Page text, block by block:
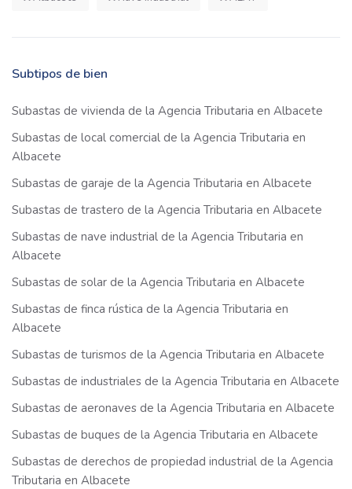
Subtipos de bien
Subastas de vivienda de la Agencia Tributaria en Albacete
Subastas de local comercial de la Agencia Tributaria en
Albacete
Subastas de garaje de la Agencia Tributaria en Albacete
Subastas de trastero de la Agencia Tributaria en Albacete
Subastas de nave industrial de la Agencia Tributaria en
Albacete
Subastas de solar de la Agencia Tributaria en Albacete
Subastas de finca rústica de la Agencia Tributaria en
Albacete
Subastas de turismos de la Agencia Tributaria en Albacete
Subastas de industriales de la Agencia Tributaria en Albacete
Subastas de aeronaves de la Agencia Tributaria en Albacete
Subastas de buques de la Agencia Tributaria en Albacete
Subastas de derechos de propiedad industrial de la Agencia
Tributaria en Albacete